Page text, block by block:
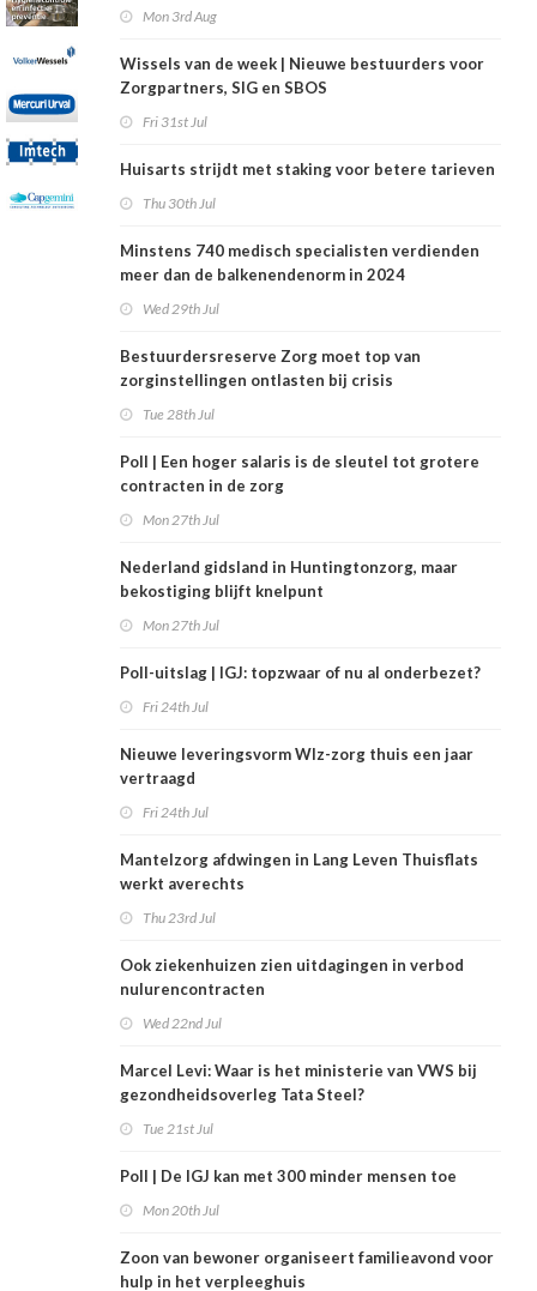
Mon 3rd Aug
Wissels van de week | Nieuwe bestuurders voor
Zorgpartners, SIG en SBOS
Fri 31st Jul
Huisarts strijdt met staking voor betere tarieven
Thu 30th Jul
Minstens 740 medisch specialisten verdienden
meer dan de balkenendenorm in 2024
Wed 29th Jul
Bestuurdersreserve Zorg moet top van
zorginstellingen ontlasten bij crisis
Tue 28th Jul
Poll | Een hoger salaris is de sleutel tot grotere
contracten in de zorg
Mon 27th Jul
Nederland gidsland in Huntingtonzorg, maar
bekostiging blijft knelpunt
Mon 27th Jul
Poll-uitslag | IGJ: topzwaar of nu al onderbezet?
Fri 24th Jul
Nieuwe leveringsvorm Wlz-zorg thuis een jaar
vertraagd
Fri 24th Jul
Mantelzorg afdwingen in Lang Leven Thuisflats
werkt averechts
Thu 23rd Jul
Ook ziekenhuizen zien uitdagingen in verbod
nulurencontracten
Wed 22nd Jul
Marcel Levi: Waar is het ministerie van VWS bij
gezondheidsoverleg Tata Steel?
Tue 21st Jul
Poll | De IGJ kan met 300 minder mensen toe
Mon 20th Jul
Zoon van bewoner organiseert familieavond voor
hulp in het verpleeghuis